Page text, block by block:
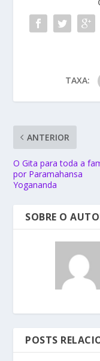
TAXA:
ANTERIOR
O Gita para toda a
por Paramahansa
Yogananda
SOBRE O
POSTS